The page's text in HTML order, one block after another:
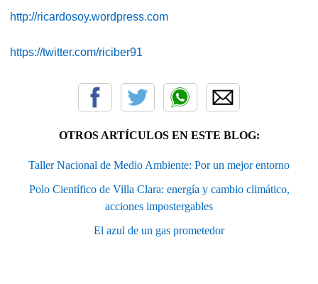
http://ricardosoy.wordpress.com
https://twitter.com/riciber91
OTROS ARTÍCULOS EN ESTE BLOG:
Taller Nacional de Medio Ambiente: Por un mejor entorno
Polo Científico de Villa Clara: energía y cambio climático,
acciones impostergables
El azul de un gas prometedor